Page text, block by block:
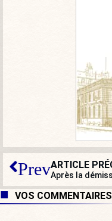
Prev
VOS COMMENTAIRES